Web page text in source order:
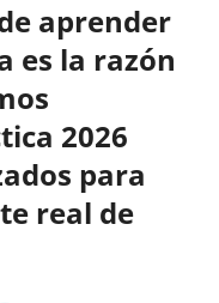
aprender
es la razón
2026
para
real de